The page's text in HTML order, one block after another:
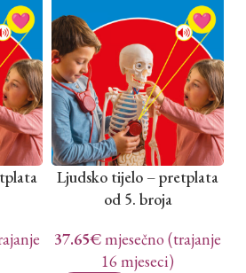
Ljudsko tijelo – pretplata
od 5. broja
37.65€mjesečno (trajanje
16 mjeseci)